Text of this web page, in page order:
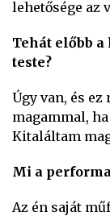
lehetősége az
Tehát előbb
teste?
Úgy van, és
magammal,
Kitaláltam
Mi a
Az én saját